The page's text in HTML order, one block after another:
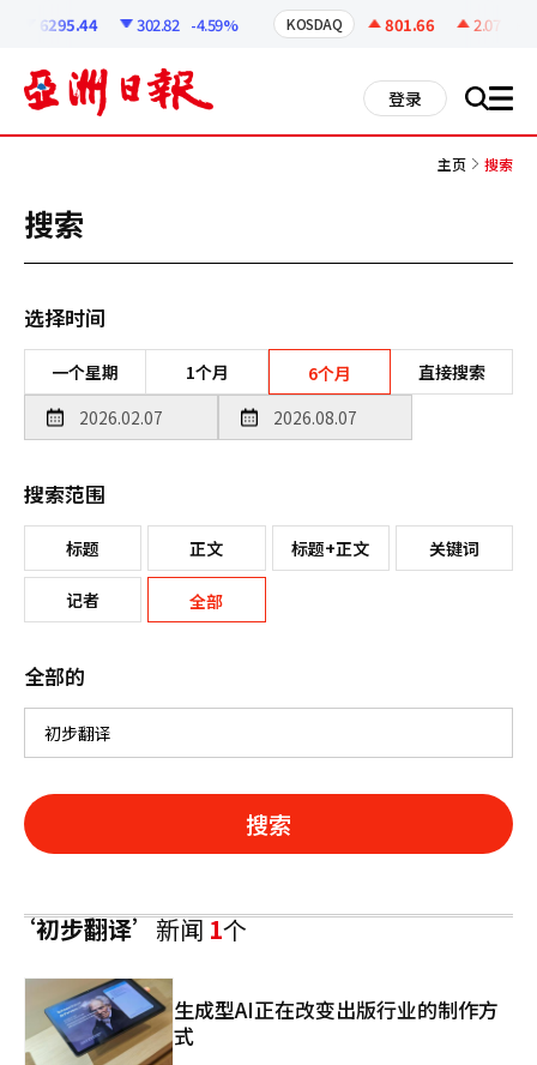
6295.44 302.82 -4.59% KOSDAQ 801.66 2.07
登录 搜 all
主页 搜索
搜索
选择时间
一个星期 1个月 6个月 直接搜索
搜索范围
标题 正文 标题+正文 关键词
记者 全部
全部的
搜索
‘初步翻译’新闻1个
生成型AI正在改变出版行业的制作方
式